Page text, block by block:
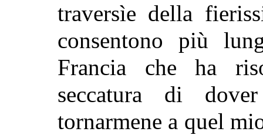
traversìe della
consentono più
Francia che ha
seccatura di
tornarmene a quel